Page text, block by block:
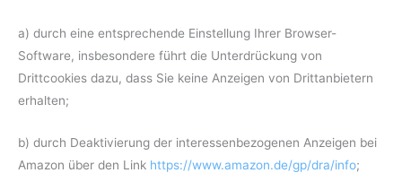
a) durch eine entsprechende Einstellung Ihrer Browser-
Software, insbesondere führt die Unterdrückung von
Drittcookies dazu, dass Sie keine Anzeigen von Drittanbietern
erhalten;
b) durch Deaktivierung der interessenbezogenen Anzeigen bei
Amazon über den Link https://www.amazon.de/gp/dra/info;